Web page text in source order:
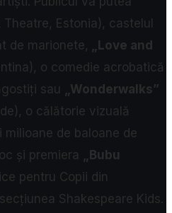
Theatre, Estonia), castelul
de marionete, „Love and
o comedie acrobatică
sau „Wonderwalks”
o călătorie vizuală
de baloane de
și premiera „Bubu
pentru Copii din
Shakespeare Kids.